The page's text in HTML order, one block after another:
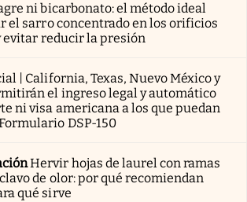
ni bicarbonato: el método ideal
el sarro concentrado en los orificios
evitar reducir la presión
| California, Texas, Nuevo México y
el ingreso legal y automático
ni visa americana a los que puedan
DSP-150
Hervir hojas de laurel con ramas
de olor: por qué recomiendan
qué sirve